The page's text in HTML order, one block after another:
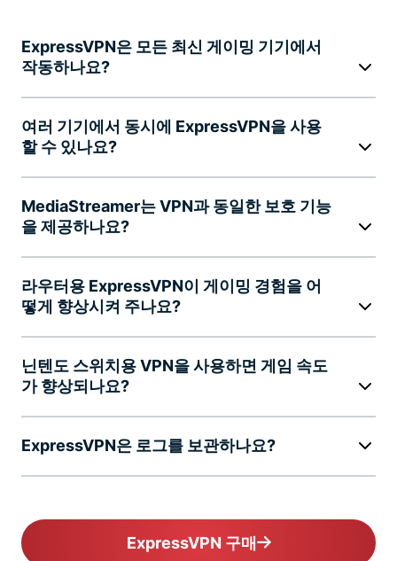
ExpressVPN은 모든 최신 게이밍 기기에서
작동하나요?
여러 기기에서 동시에 ExpressVPN을 사용
할 수 있나요?
MediaStreamer는 VPN과 동일한 보호 기능
을 제공하나요?
라우터용 ExpressVPN이 게이밍 경험을 어
떻게 향상시켜 주나요?
닌텐도 스위치용 VPN을 사용하면 게임 속도
가 향상되나요?
ExpressVPN은 로그를 보관하나요?
ExpressVPN 구매